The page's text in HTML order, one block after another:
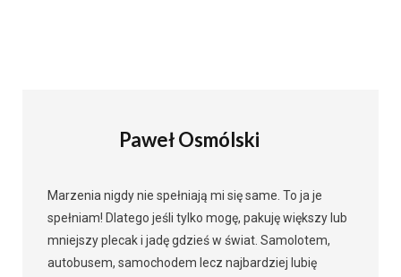
Paweł Osmólski
Marzenia nigdy nie spełniają mi się same. To ja je
spełniam! Dlatego jeśli tylko mogę, pakuję większy lub
mniejszy plecak i jadę gdzieś w świat. Samolotem,
autobusem, samochodem lecz najbardziej lubię